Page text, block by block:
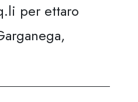
per ettaro